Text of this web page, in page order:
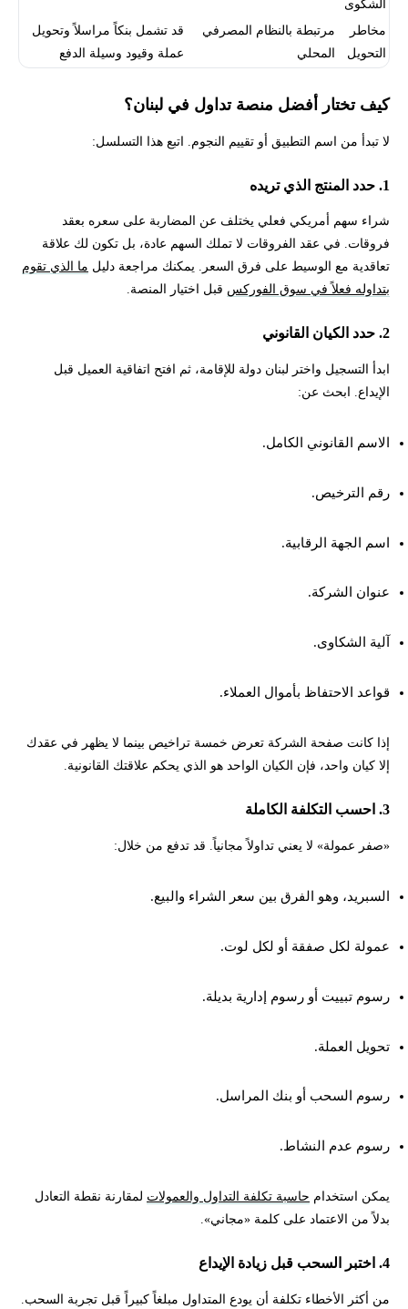
الشكوى
مخاطر
التحويل
مرتبطة بالنظام المصرفي
المحلي
قد تشمل بنكاً مراسلاً وتحويل
عملة وقيود وسيلة الدفع
كيف تختار أفضل منصة تداول في لبنان؟
لا تبدأ من اسم التطبيق أو تقييم النجوم. اتبع هذا التسلسل:
1. حدد المنتج الذي تريده
شراء سهم أمريكي فعلي يختلف عن المضاربة على سعره بعقد
فروقات. في عقد الفروقات لا تملك السهم عادة، بل تكون لك علاقة
تعاقدية مع الوسيط على فرق السعر. يمكنك مراجعة دليل ما الذي تقوم
بتداوله فعلاً في سوق الفوركس قبل اختيار المنصة.
2. حدد الكيان القانوني
ابدأ التسجيل واختر لبنان دولة للإقامة، ثم افتح اتفاقية العميل قبل
الإيداع. ابحث عن:
الاسم القانوني الكامل.
رقم الترخيص.
اسم الجهة الرقابية.
عنوان الشركة.
آلية الشكاوى.
قواعد الاحتفاظ بأموال العملاء.
إذا كانت صفحة الشركة تعرض خمسة تراخيص بينما لا يظهر في عقدك
إلا كيان واحد، فإن الكيان الواحد هو الذي يحكم علاقتك القانونية.
3. احسب التكلفة الكاملة
«صفر عمولة» لا يعني تداولاً مجانياً. قد تدفع من خلال:
السبريد، وهو الفرق بين سعر الشراء والبيع.
عمولة لكل صفقة أو لكل لوت.
رسوم تبييت أو رسوم إدارية بديلة.
تحويل العملة.
رسوم السحب أو بنك المراسل.
رسوم عدم النشاط.
يمكن استخدام حاسبة تكلفة التداول والعمولات لمقارنة نقطة التعادل
بدلاً من الاعتماد على كلمة «مجاني».
4. اختبر السحب قبل زيادة الإيداع
من أكثر الأخطاء تكلفة أن يودع المتداول مبلغاً كبيراً قبل تجربة السحب.